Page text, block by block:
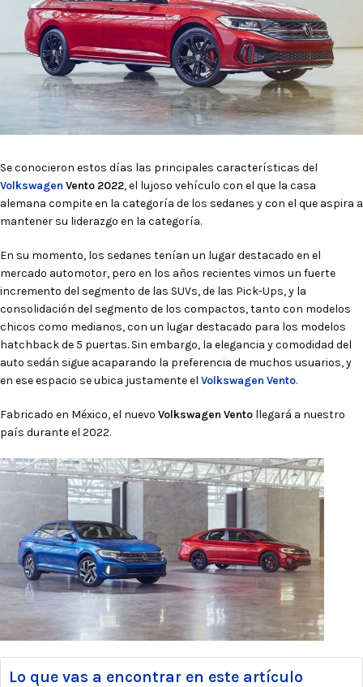
Se conocieron estos días las principales características del
Volkswagen Vento 2022, el lujoso vehículo con el que la casa
alemana compite en la categoría de los sedanes y con el que aspira a
mantener su liderazgo en la categoría.
En su momento, los sedanes tenían un lugar destacado en el
mercado automotor, pero en los años recientes vimos un fuerte
incremento del segmento de las SUVs, de las Pick-Ups, y la
consolidación del segmento de los compactos, tanto con modelos
chicos como medianos, con un lugar destacado para los modelos
hatchback de 5 puertas. Sin embargo, la elegancia y comodidad del
auto sedán sigue acaparando la preferencia de muchos usuarios, y
en ese espacio se ubica justamente el Volkswagen Vento.
Fabricado en México, el nuevo Volkswagen Vento llegará a nuestro
país durante el 2022.
Lo que vas a encontrar en este artículo